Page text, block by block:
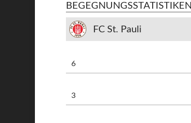
BEGEGNUNGSSTATISTIKEN
FC St. Pauli
6
3